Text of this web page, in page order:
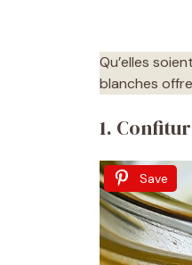
Qu’elles
blanches
1.
Save